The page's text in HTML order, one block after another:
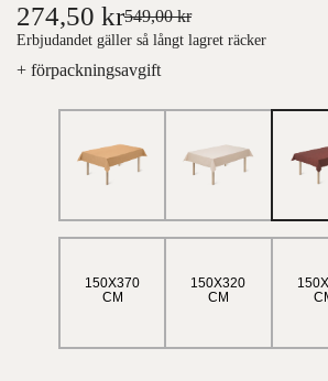
274,50 kr549,00 kr
Erbjudandet gäller så långt lagret räcker
+ förpackningsavgift
150X370
CM
150X320
CM